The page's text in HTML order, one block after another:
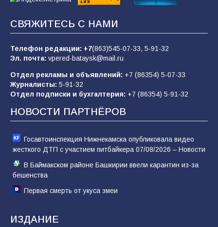
«Пургу нести — не поля переходить»: почему
заявления о мобилизации — это
85 01.08.2026
«Слухами Москву не возьмёшь»: почему
заявления Киева о мобилизации — это
отчаяние, а не разведка
81 02.08.2026
СВЯЖИТЕСЬ С НАМИ
Телефон редакции: +7(863)545-07-33, 5-91-32
Эл. почта: vpered-bataysk@mail.ru
Отдел рекламы и объявлений: +7 (86354) 5-07-33
Журналисты: 5-91-32
Отдел подписки и бухгалтерия: +7 (86354) 5-91-32
НОВОСТИ ПАРТНЁРОВ
Госавтоинспекция Нижнекамска опубликовала видео
жесткого ДТП с участием питбайкера 07/08/2026 – Новости
В Баймакском районе Башкирии ввели карантин из-за
бешенства
Первая смерть от укуса змеи
ИЗДАНИЕ